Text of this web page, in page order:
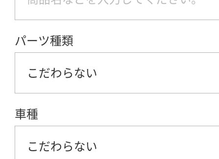
パーツ種類
こだわらない
車種
こだわらない